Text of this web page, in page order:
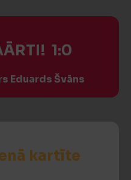
1:0
Eduards Švāns
kartīte